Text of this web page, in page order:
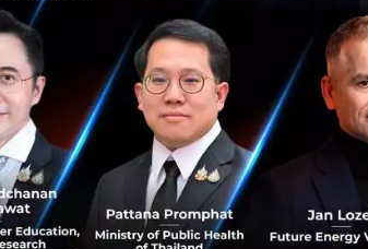
เพียงแค่นอนให้ครบ 8 โมงนั้น จะมีอาการ
มด้วยเล็กน้อย และปวดกล้ามเนื้อข้างที่ฉีด
มนั้น มีคนนอนไม่ครบ 8 ชั่วโมง แต่การเตรี
อลกอฮอล์ และน้ำอัดลม อาการหลังฉีดจะมี
อน ๆ
24 ชั่วโมง และ นี่เป็นเพียงการแชร์